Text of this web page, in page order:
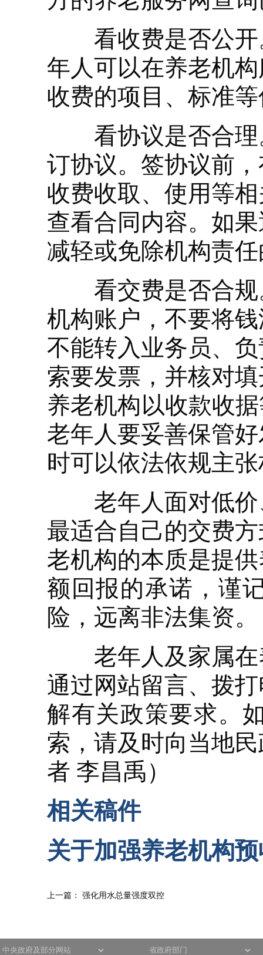
看收费是否公开
年人可以在养老机
收费的项目、标准
看协议是否合理
订协议。签协议前
收费收取、使用等
查看合同内容。如
减轻或免除机构责
看交费是否合规
机构账户，不要将
不能转入业务员、
索要发票，并核对
养老机构以收款收
老年人要妥善保管
时可以依法依规主
老年人面对低价
最适合自己的交费
老机构的本质是提
额回报的承诺，谨
险，远离非法集资。
老年人及家属在
通过网站留言、拨
解有关政策要求。
索，请及时向当地
者 李昌禹）
相关稿件
关于加强养老机构
上一篇： 强化用水总量强度双控